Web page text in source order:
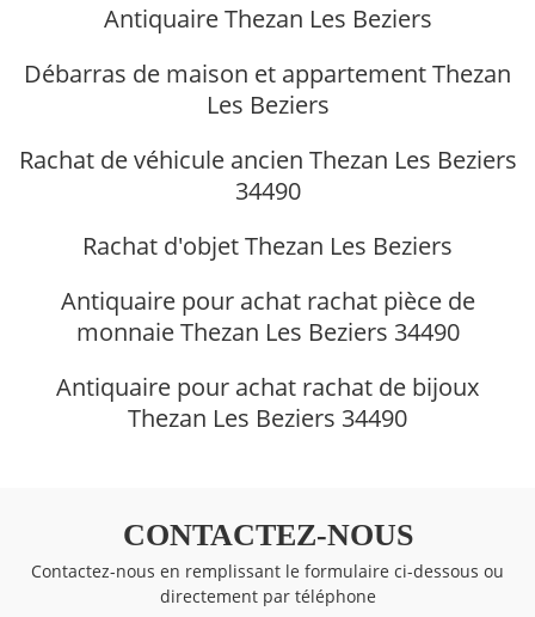
Antiquaire Thezan Les Beziers
Débarras de maison et appartement Thezan
Les Beziers
Rachat de véhicule ancien Thezan Les Beziers
34490
Rachat d'objet Thezan Les Beziers
Antiquaire pour achat rachat pièce de
monnaie Thezan Les Beziers 34490
Antiquaire pour achat rachat de bijoux
Thezan Les Beziers 34490
CONTACTEZ-NOUS
Contactez-nous en remplissant le formulaire ci-dessous ou
directement par téléphone